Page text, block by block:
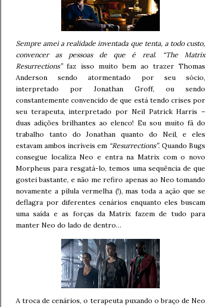
Sempre amei a realidade inventada que tenta, a todo custo,
convencer as pessoas de que é real.
“The Matrix
Resurrections”faz isso muito bem ao trazer Thomas
Anderson sendo atormentado por seu sócio,
interpretado por Jonathan Groff, ou sendo
constantemente convencido de que está tendo crises por
seu terapeuta, interpretado por Neil Patrick Harris –
duas adições brilhantes ao elenco! Eu sou muito fã do
trabalho tanto do Jonathan quanto do Neil, e eles
estavam ambos incríveis em “Resurrections”. Quando Bugs
consegue localiza Neo e entra na Matrix com o novo
Morpheus para resgatá-lo, temos uma sequência de que
gostei bastante, e não me refiro apenas ao Neo tomando
novamente a pílula vermelha (!), mas toda a ação que se
deflagra por diferentes cenários enquanto eles buscam
uma saída e as forças da Matrix fazem de tudo para
manter Neo do lado de dentro…
A troca de cenários, o terapeuta puxando o braço de Neo